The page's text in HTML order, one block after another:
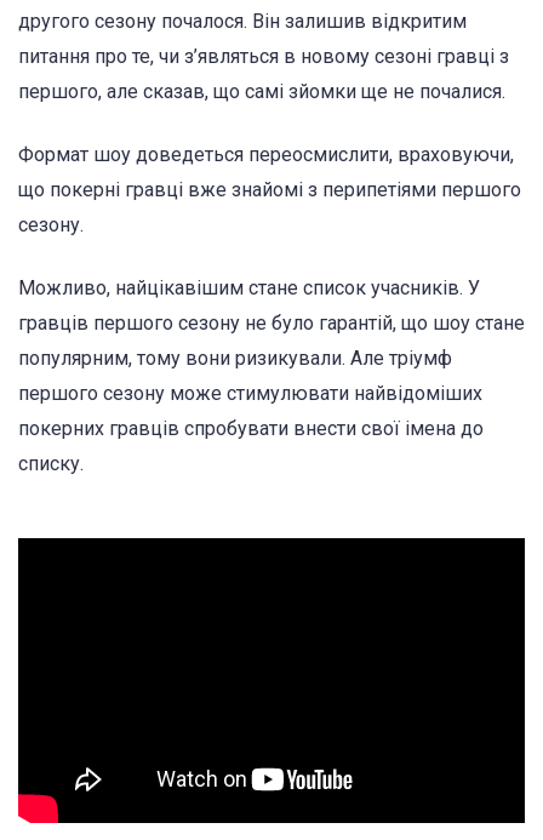
другого сезону почалося. Він залишив відкритим
питання про те, чи з’являться в новому сезоні гравці з
першого, але сказав, що самі зйомки ще не почалися.
Формат шоу доведеться переосмислити, враховуючи,
що покерні гравці вже знайомі з перипетіями першого
сезону.
Можливо, найцікавішим стане список учасників. У
гравців першого сезону не було гарантій, що шоу стане
популярним, тому вони ризикували. Але тріумф
першого сезону може стимулювати найвідоміших
покерних гравців спробувати внести свої імена до
списку.